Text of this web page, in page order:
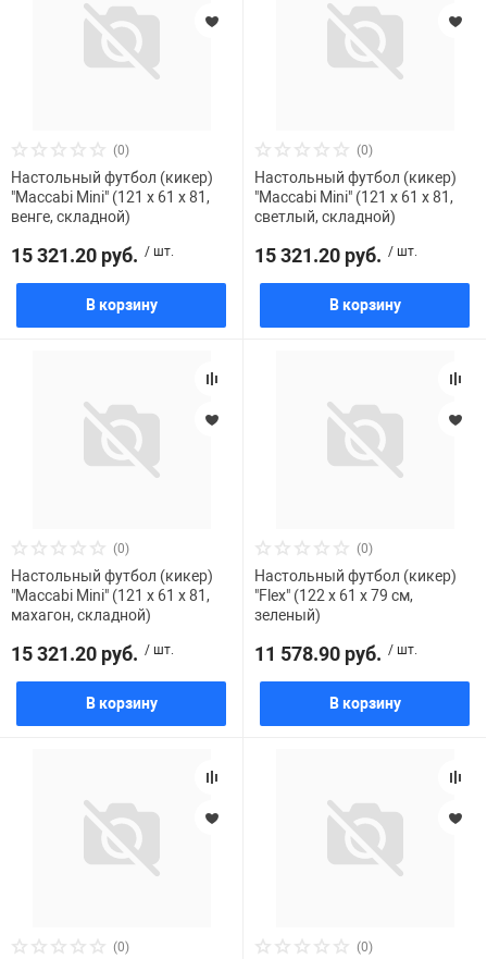
Зарядные
Компьютерные
Лупы
Микрофоны
Осветительное
Проекторы
Пылесосы
Сетевые
Смартфоны и
Сумки,
Фитнес-
Железные
Книги и
Машины-
Мягкие
Товары для
Резиночки для
Игровые
Игровые,
Коляски и
Мячи и
Настольный
Сукно
Теннисные
Трансформеры
Шары
(0)
Настольный футбол (кикер)
"Maccabi Mini" (121 x 61 x 81,
венге, складной)
15 321.20 руб. / шт.
В корзину
(0)
Настольный футбол (кикер)
"Maccabi Mini" (121 x 61 x 81,
светлый, складной)
15 321.20 руб. / шт.
В корзину
(0)
Настольный футбол (кикер)
"Maccabi Mini" (121 x 61 x 81,
махагон, складной)
15 321.20 руб. / шт.
В корзину
(0)
Настольный футбол (кикер)
"Flex" (122 x 61 x 79 см,
зеленый)
11 578.90 руб. / шт.
В корзину
(0) (0)